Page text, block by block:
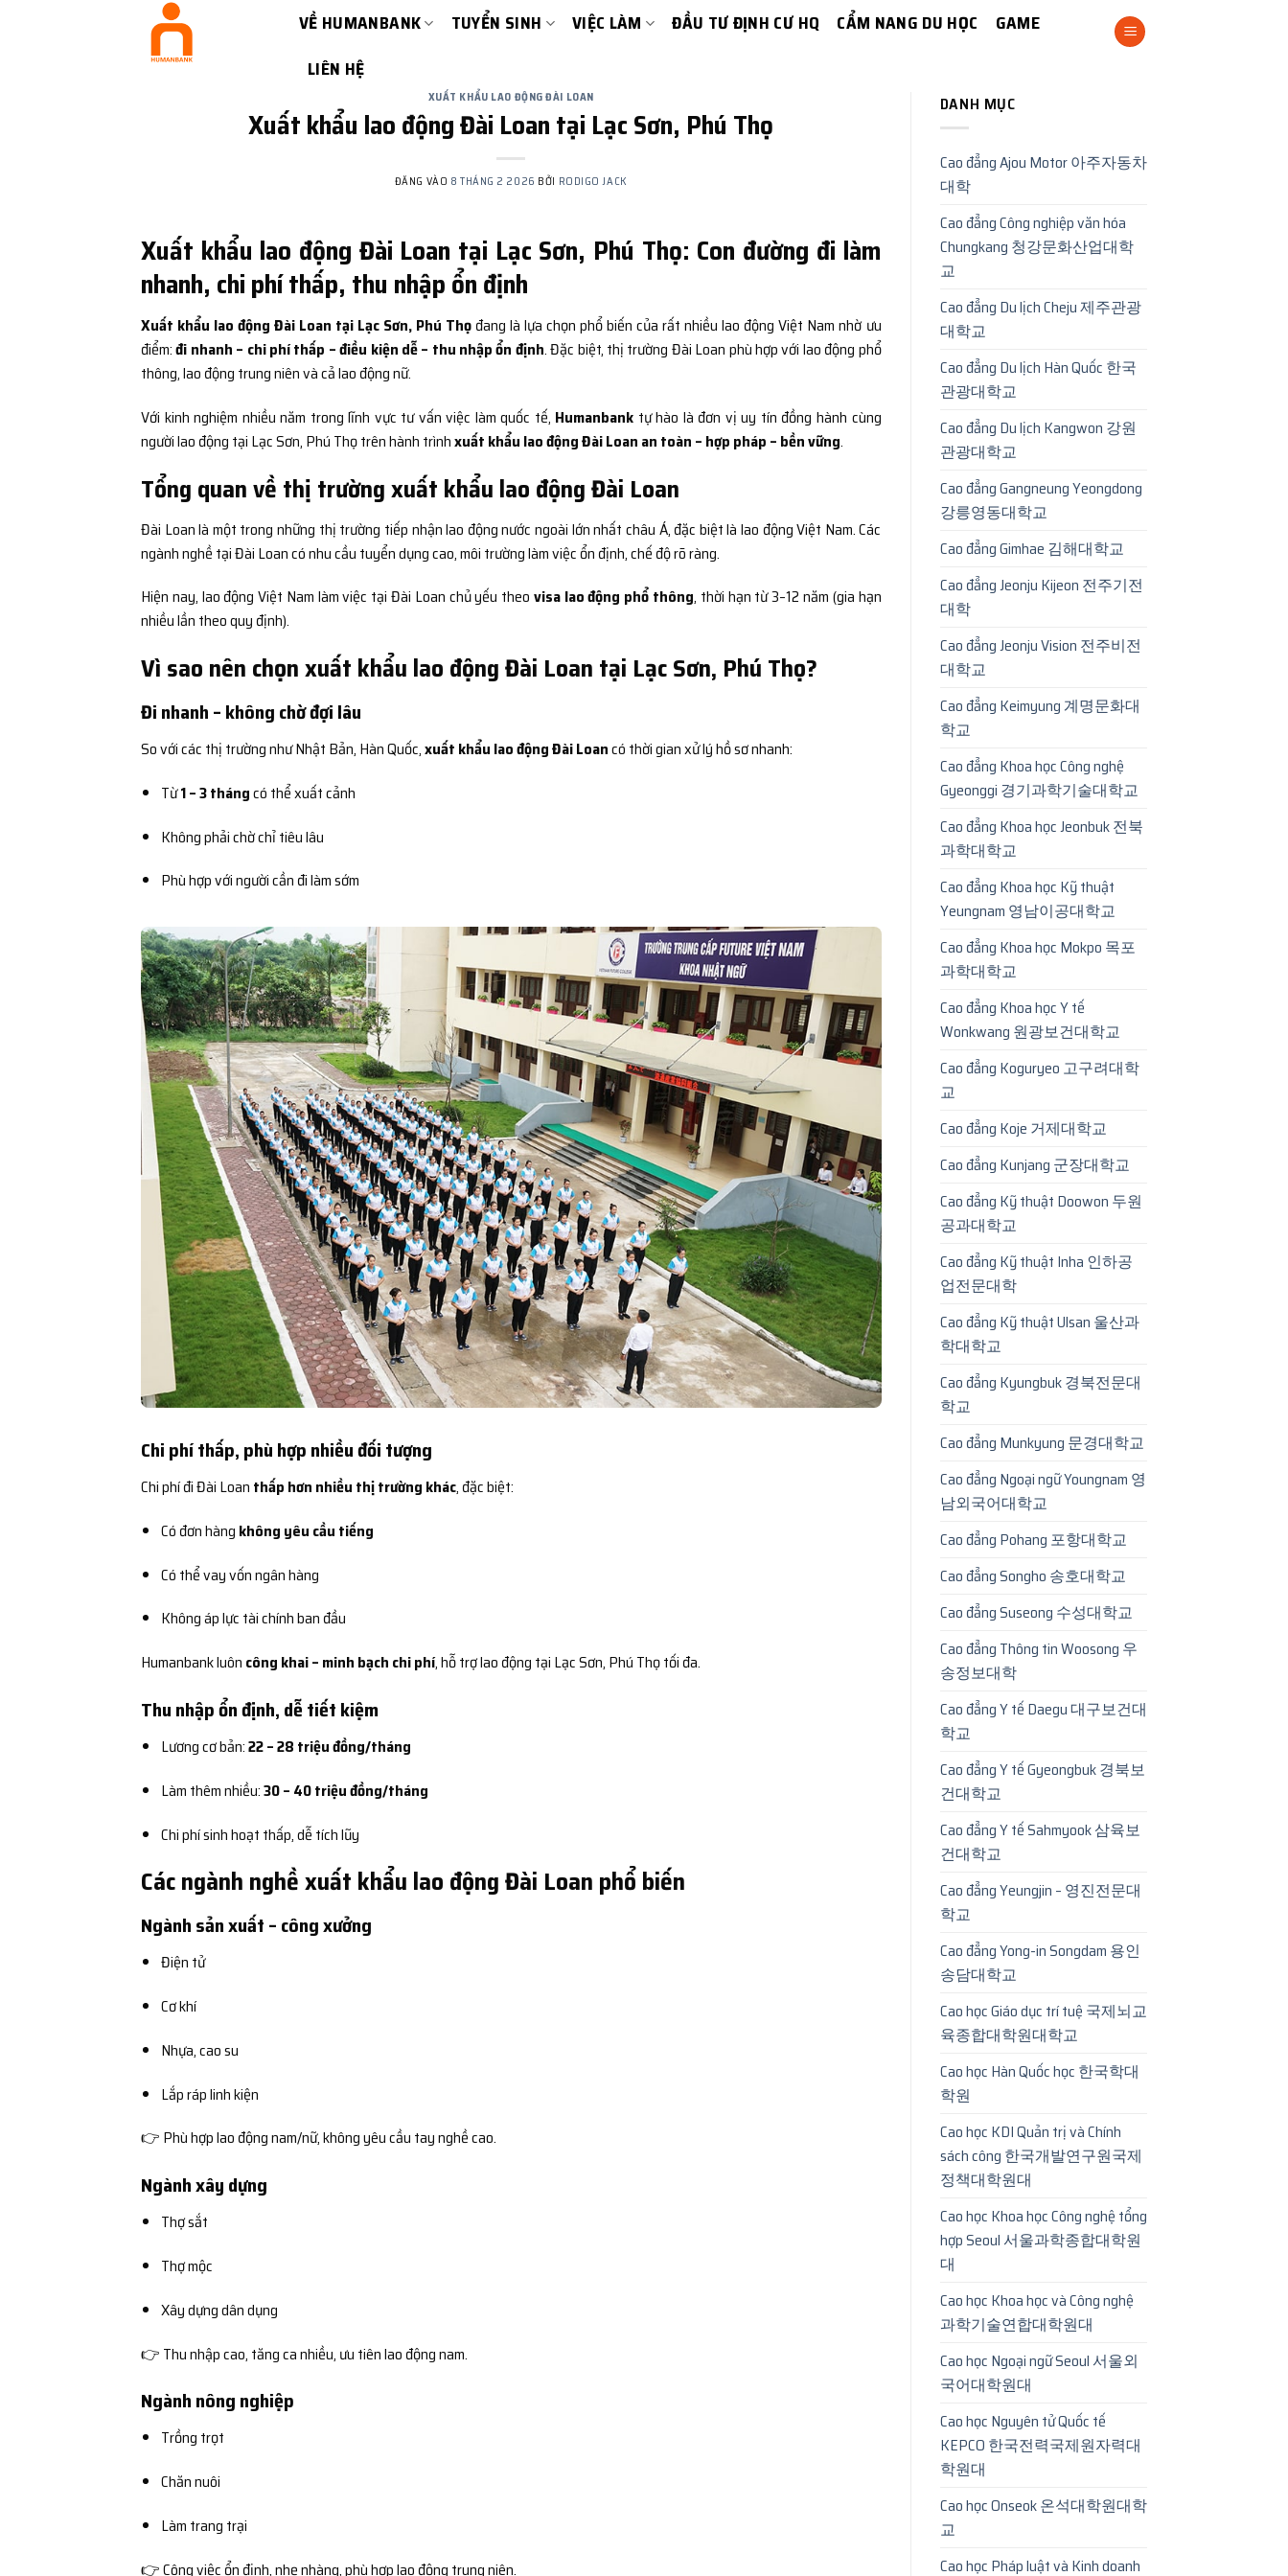
VỀ HUMANBANK TUYỂN SINH VIỆC LÀM ĐẦU TƯ ĐỊNH CƯ HQ CẨM NANG DU HỌC
GAME
LIÊN HỆ
XUẤT KHẨU LAO ĐỘNG ĐÀI LOAN
Xuất khẩu lao động Đài Loan tại Lạc Sơn, Phú Thọ
ĐĂNG VÀO 8 THÁNG 2 2026 BỞI RODIGO JACK
Xuất khẩu lao động Đài Loan tại Lạc Sơn, Phú Thọ: Con đường đi làm
nhanh, chi phí thấp, thu nhập ổn định
Xuất khẩu lao động Đài Loan tại Lạc Sơn, Phú Thọđang là lựa chọn phổ biến của rất nhiều lao động Việt Nam nhờ ưu
điểm:đi nhanh – chi phí thấp – điều kiện dễ – thu nhập ổn định. Đặc biệt, thị trường Đài Loan phù hợp với lao động phổ
thông, lao động trung niên và cả lao động nữ.
Với kinh nghiệm nhiều năm trong lĩnh vực tư vấn việc làm quốc tế, Humanbank tự hào là đơn vị uy tín đồng hành cùng
người lao động tại Lạc Sơn, Phú Thọ trên hành trìnhxuất khẩu lao động Đài Loan an toàn – hợp pháp – bền vững.
Tổng quan về thị trường xuất khẩu lao động Đài Loan
Đài Loan là một trong những thị trường tiếp nhận lao động nước ngoài lớn nhất châu Á, đặc biệt là lao động Việt Nam. Các
ngành nghề tại Đài Loan có nhu cầu tuyển dụng cao, môi trường làm việc ổn định, chế độ rõ ràng.
Hiện nay, lao động Việt Nam làm việc tại Đài Loan chủ yếu theo visa lao động phổ thông, thời hạn từ 3–12 năm (gia hạn
nhiều lần theo quy định).
Vì sao nên chọn xuất khẩu lao động Đài Loan tại Lạc Sơn, Phú Thọ?
Đi nhanh – không chờ đợi lâu
So với các thị trường như Nhật Bản, Hàn Quốc,xuất khẩu lao động Đài Loancó thời gian xử lý hồ sơ nhanh:
Từ1 – 3 thángcó thể xuất cảnh
Không phải chờ chỉ tiêu lâu
Phù hợp với người cần đi làm sớm
Chi phí thấp, phù hợp nhiều đối tượng
Chi phí đi Đài Loan thấp hơn nhiều thị trường khác, đặc biệt:
Có đơn hàng không yêu cầu tiếng
Có thể vay vốn ngân hàng
Không áp lực tài chính ban đầu
Humanbank luôn công khai – minh bạch chi phí, hỗ trợ lao động tại Lạc Sơn, Phú Thọ tối đa.
Thu nhập ổn định, dễ tiết kiệm
Lương cơ bản:22 – 28 triệu đồng/tháng
Làm thêm nhiều:30 – 40 triệu đồng/tháng
Chi phí sinh hoạt thấp, dễ tích lũy
Các ngành nghề xuất khẩu lao động Đài Loan phổ biến
Ngành sản xuất – công xưởng
Điện tử
Cơ khí
Nhựa, cao su
Lắp ráp linh kiện
👉 Phù hợp lao động nam/nữ, không yêu cầu tay nghề cao.
Ngành xây dựng
Thợ sắt
Thợ mộc
Xây dựng dân dụng
👉 Thu nhập cao, tăng ca nhiều, ưu tiên lao động nam.
Ngành nông nghiệp
Trồng trọt
Chăn nuôi
Làm trang trại
👉 Công việc ổn định, nhẹ nhàng, phù hợp lao động trung niên.
DANH MỤC
Cao đẳng Ajou Motor 아주자동차
대학
Cao đẳng Công nghiệp văn hóa
Chungkang 청강문화산업대학
교
Cao đẳng Du lịch Cheju 제주관광
대학교
Cao đẳng Du lịch Hàn Quốc 한국
관광대학교
Cao đẳng Du lịch Kangwon 강원
관광대학교
Cao đẳng Gangneung Yeongdong
강릉영동대학교
Cao đẳng Gimhae 김해대학교
Cao đẳng Jeonju Kijeon 전주기전
대학
Cao đẳng Jeonju Vision 전주비전
대학교
Cao đẳng Keimyung 계명문화대
학교
Cao đẳng Khoa học Công nghệ
Gyeonggi 경기과학기술대학교
Cao đẳng Khoa học Jeonbuk 전북
과학대학교
Cao đẳng Khoa học Kỹ thuật
Yeungnam 영남이공대학교
Cao đẳng Khoa học Mokpo 목포
과학대학교
Cao đẳng Khoa học Y tế
Wonkwang 원광보건대학교
Cao đẳng Koguryeo 고구려대학
교
Cao đẳng Koje 거제대학교
Cao đẳng Kunjang 군장대학교
Cao đẳng Kỹ thuật Doowon 두원
공과대학교
Cao đẳng Kỹ thuật Inha 인하공
업전문대학
Cao đẳng Kỹ thuật Ulsan 울산과
학대학교
Cao đẳng Kyungbuk 경북전문대
학교
Cao đẳng Munkyung 문경대학교
Cao đẳng Ngoại ngữ Youngnam 영
남외국어대학교
Cao đẳng Pohang 포항대학교
Cao đẳng Songho 송호대학교
Cao đẳng Suseong 수성대학교
Cao đẳng Thông tin Woosong 우
송정보대학
Cao đẳng Y tế Daegu 대구보건대
학교
Cao đẳng Y tế Gyeongbuk 경북보
건대학교
Cao đẳng Y tế Sahmyook 삼육보
건대학교
Cao đẳng Yeungjin – 영진전문대
학교
Cao đẳng Yong-in Songdam 용인
송담대학교
Cao học Giáo dục trí tuệ 국제뇌교
육종합대학원대학교
Cao học Hàn Quốc học 한국학대
학원
Cao học KDI Quản trị và Chính
sách công 한국개발연구원국제
정책대학원대
Cao học Khoa học Công nghệ tổng
hợp Seoul 서울과학종합대학원
대
Cao học Khoa học và Công nghệ
과학기술연합대학원대
Cao học Ngoại ngữ Seoul 서울외
국어대학원대
Cao học Nguyên tử Quốc tế
KEPCO 한국전력국제원자력대
학원대
Cao học Onseok 온석대학원대학
교
Cao học Pháp luật và Kinh doanh